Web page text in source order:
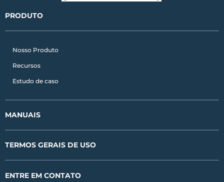
n
a
k
PRODUTO
Nosso Produto
Recursos
Estudo de caso
MANUAIS
TERMOS GERAIS DE USO
ENTRE EM CONTATO